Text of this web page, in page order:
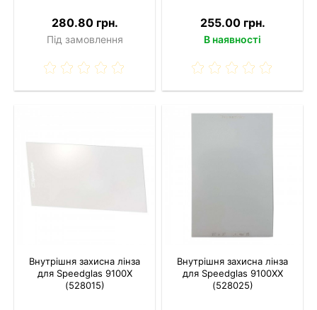
280.80 грн.
Під замовлення
255.00 грн.
В наявності
Внутрішня захисна лінза
для Speedglas 9100X
(528015)
Внутрішня захисна лінза
для Speedglas 9100XX
(528025)